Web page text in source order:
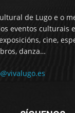
de Lugo e o
eventos culturais
cine,
danza…